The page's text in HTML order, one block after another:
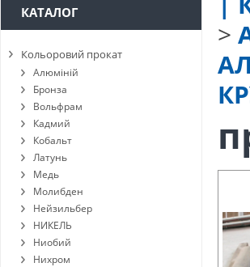
>
КАТАЛОГ
Кольоровий прокат
Алюміній
Бронза
Вольфрам
Кадмий
Кобальт
Латунь
Медь
Молибден
Нейзильбер
НИКЕЛЬ
Ниобий
Нихром